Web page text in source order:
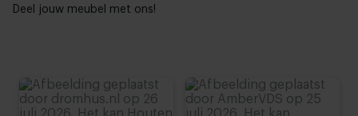
Deel jouw meubel met ons!